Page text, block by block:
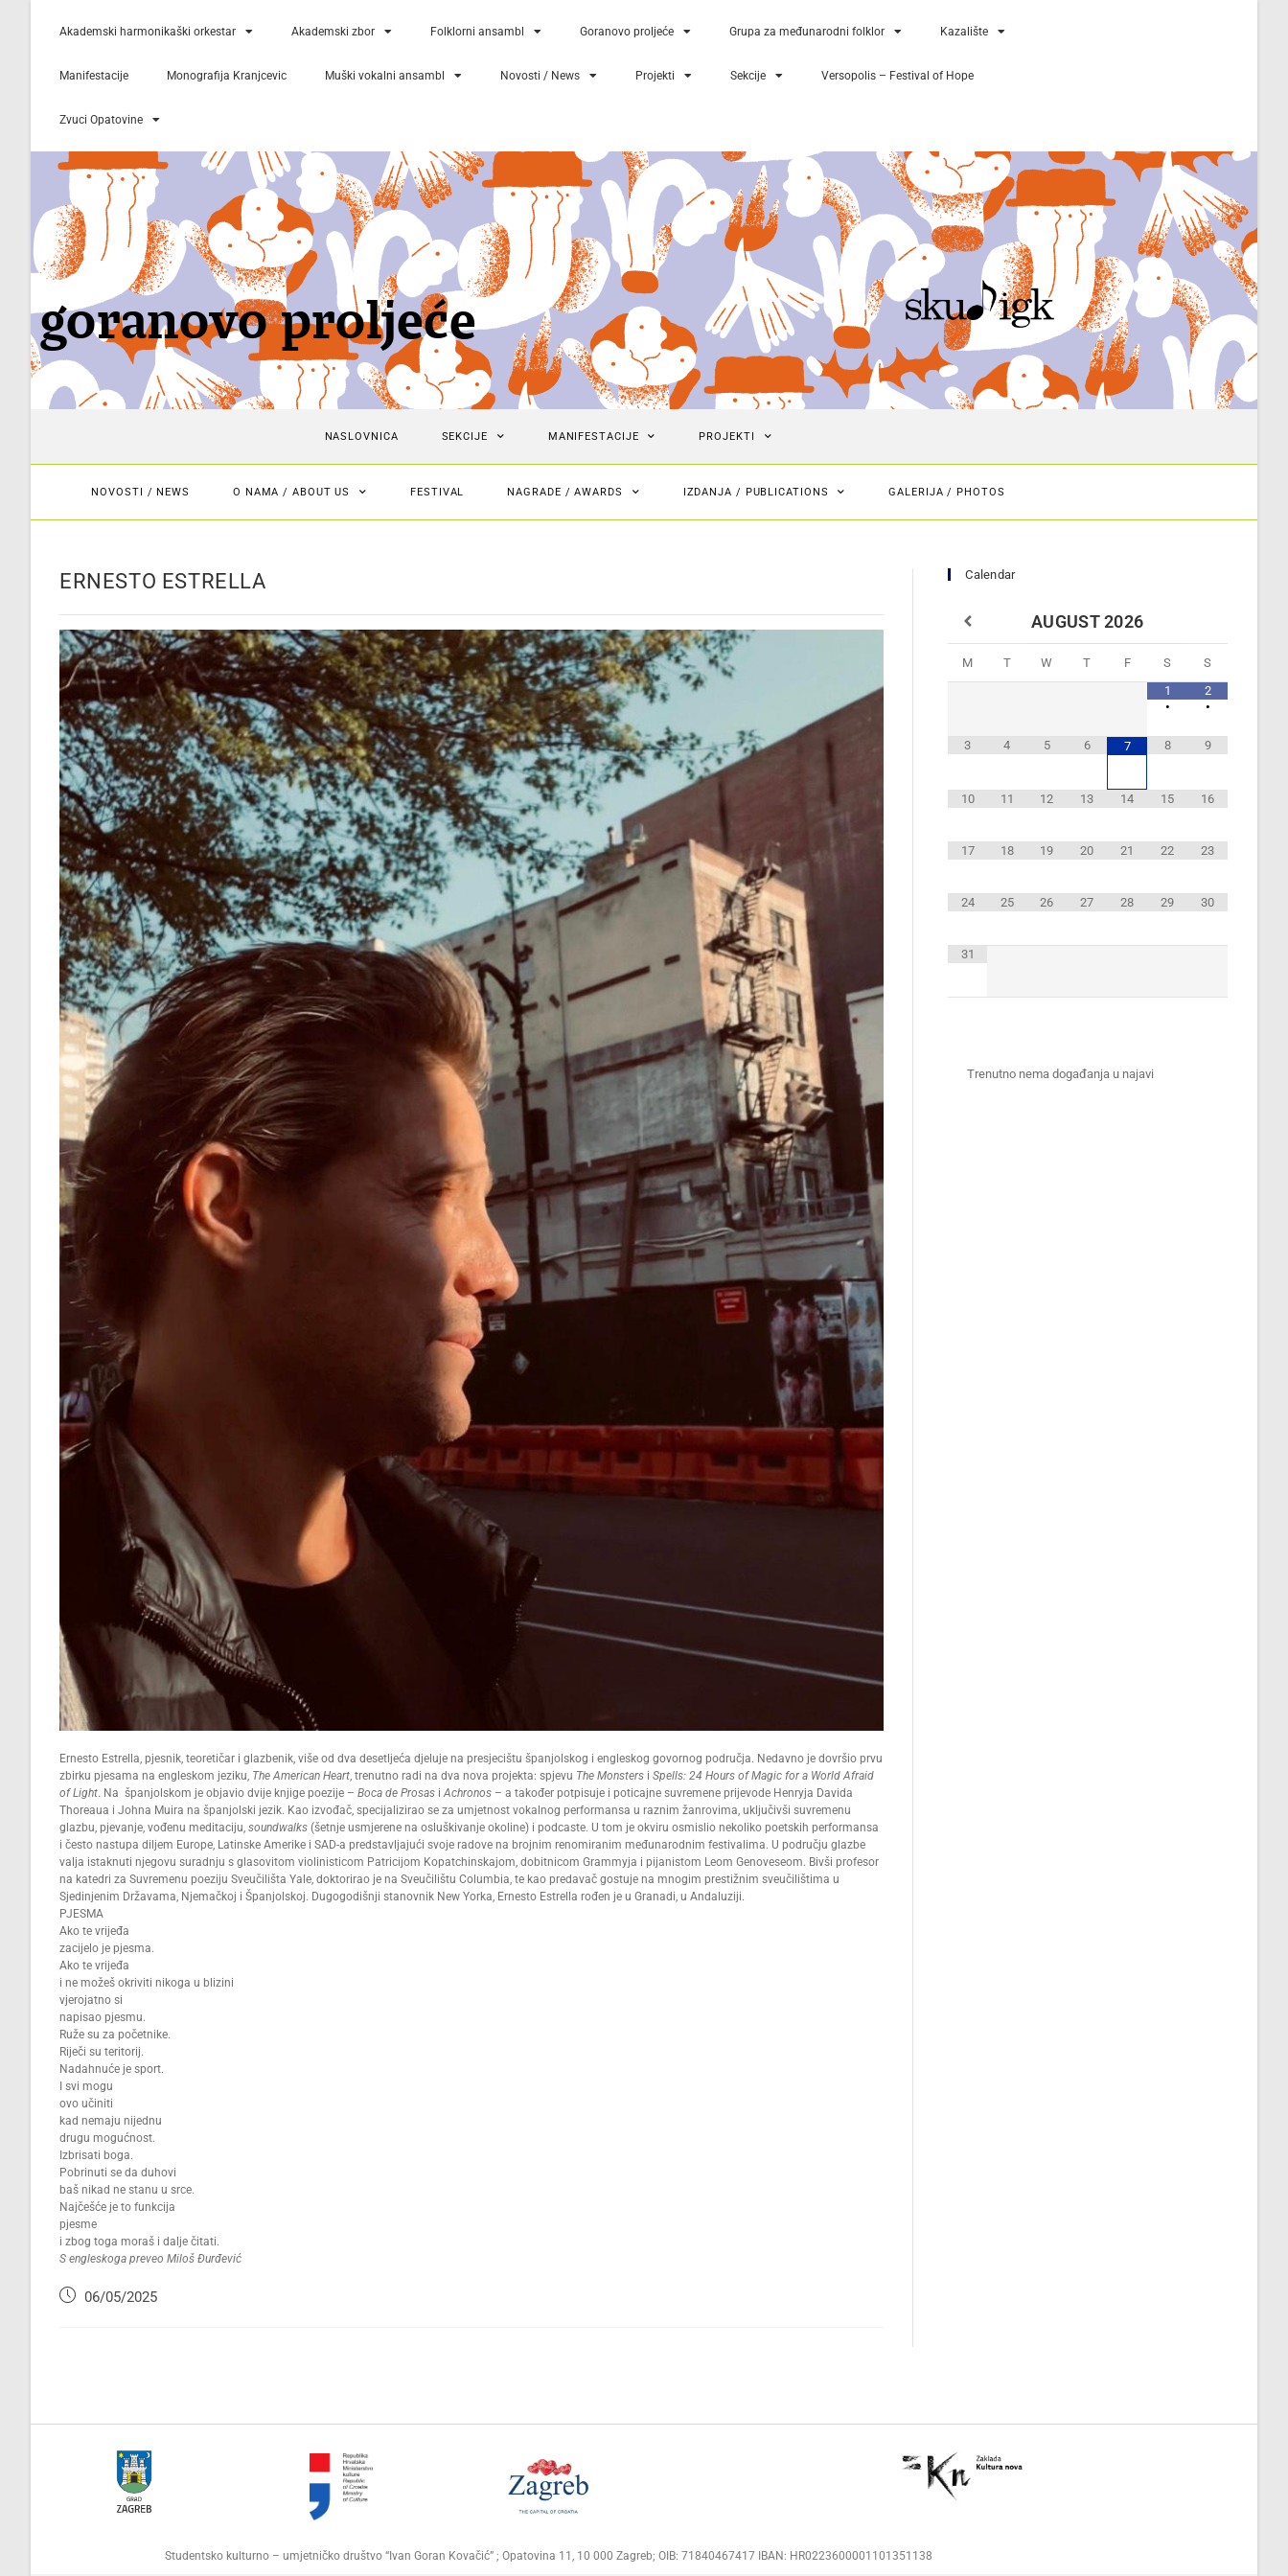
Akademski harmonikaški orkestar Akademski zbor Folklorni ansambl Goranovo proljeće Grupa za međunarodni folklor Kazalište
Manifestacije Monografija Kranjcevic Muški vokalni ansambl Novosti / News Projekti Sekcije Versopolis – Festival of Hope
Zvuci Opatovine
goranovo proljeće
NASLOVNICA SEKCIJE MANIFESTACIJE PROJEKTI
NOVOSTI / NEWS O NAMA / ABOUT US FESTIVAL NAGRADE / AWARDS IZDANJA / PUBLICATIONS GALERIJA / PHOTOS
ERNESTO ESTRELLA
Ernesto Estrella, pjesnik, teoretičar i glazbenik, više od dva desetljeća djeluje na presjecištu španjolskog i engleskog govornog područja. Nedavno je dovršio prvu
zbirku pjesama na engleskom jeziku, The American Heart, trenutno radi na dva nova projekta: spjevu The Monsters i Spells: 24 Hours of Magic for a World Afraid
of Light. Na španjolskom je objavio dvije knjige poezije – Boca de Prosas iAchronos – a također potpisuje i poticajne suvremene prijevode Henryja Davida
Thoreaua i Johna Muira na španjolski jezik. Kao izvođač, specijalizirao se za umjetnost vokalnog performansa u raznim žanrovima, uključivši suvremenu
glazbu, pjevanje, vođenu meditaciju, soundwalks (šetnje usmjerene na osluškivanje okoline) i podcaste. U tom je okviru osmislio nekoliko poetskih performansa
i često nastupa diljem Europe, Latinske Amerike i SAD-a predstavljajući svoje radove na brojnim renomiranim međunarodnim festivalima. U području glazbe
valja istaknuti njegovu suradnju s glasovitom violinisticom Patricijom Kopatchinskajom, dobitnicom Grammyja i pijanistom Leom Genoveseom. Bivši profesor
na katedri za Suvremenu poeziju Sveučilišta Yale, doktorirao je na Sveučilištu Columbia, te kao predavač gostuje na mnogim prestižnim sveučilištima u
Sjedinjenim Državama, Njemačkoj i Španjolskoj. Dugogodišnji stanovnik New Yorka, Ernesto Estrella rođen je u Granadi, u Andaluziji.
PJESMA
Ako te vrijeđa
zacijelo je pjesma.
Ako te vrijeđa
i ne možeš okriviti nikoga u blizini
vjerojatno si
napisao pjesmu.
Ruže su za početnike.
Riječi su teritorij.
Nadahnuće je sport.
I svi mogu
ovo učiniti
kad nemaju nijednu
drugu mogućnost.
Izbrisati boga.
Pobrinuti se da duhovi
baš nikad ne stanu u srce.
Najčešće je to funkcija
pjesme
i zbog toga moraš i dalje čitati.
S engleskoga preveo Miloš Đurđević
06/05/2025
Calendar
AUGUST 2026
M T W T F S
S
1
•
2
•
3 4 5 6 7 8 9
10 11 12 13 14 15 16
17 18 19 20 21 22 23
24 25 26 27 28 29 30
31
Trenutno nema događanja u najavi
Studentsko kulturno – umjetničko društvo “Ivan Goran Kovačić” ; Opatovina 11, 10 000 Zagreb; OIB: 71840467417 IBAN: HR0223600001101351138